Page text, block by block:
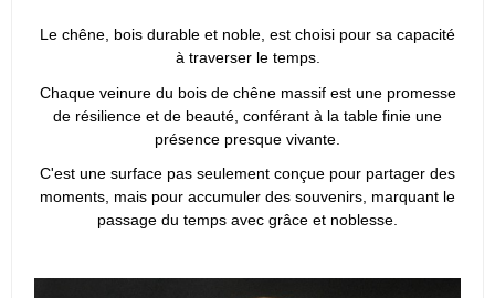
Le chêne, bois durable et noble, est choisi pour sa capacité
à traverser le temps.
Chaque veinure du bois de chêne massif est une promesse
de résilience et de beauté, conférant à la table finie une
présence presque vivante.
C'est une surface pas seulement conçue pour partager des
moments, mais pour accumuler des souvenirs, marquant le
passage du temps avec grâce et noblesse.